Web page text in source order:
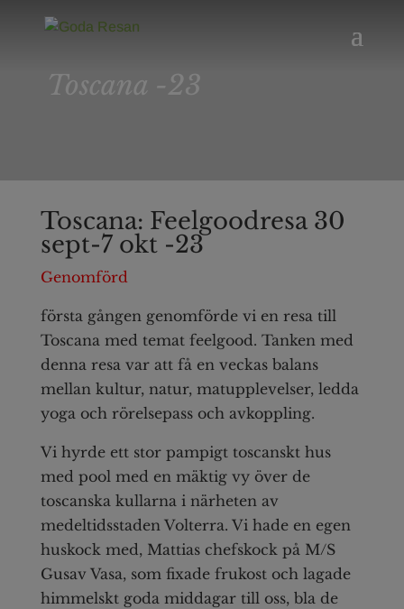
Toscana -23
Toscana: Feelgoodresa 30
sept-7 okt -23
Genomförd
första gången genomförde vi en resa till
Toscana med temat feelgood. Tanken med
denna resa var att få en veckas balans
mellan kultur, natur, matupplevelser, ledda
yoga och rörelsepass och avkoppling.
Vi hyrde ett stor pampigt toscanskt hus
med pool med en mäktig vy över de
toscanska kullarna i närheten av
medeltidsstaden Volterra. Vi hade en egen
huskock med, Mattias chefskock på M/S
Gusav Vasa, som fixade frukost och lagade
himmelskt goda middagar till oss, bla de